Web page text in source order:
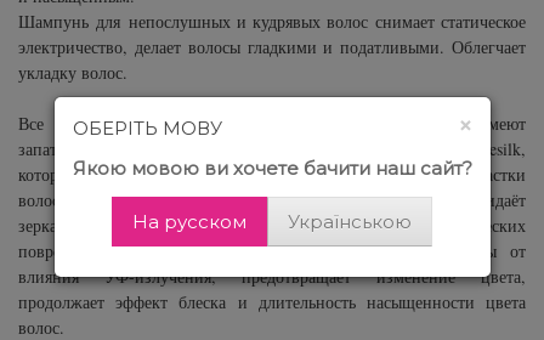
Шампунь для непослушных и кудрявых волос снимает статическое
электричество, делает волосы гладкими и податливыми. Облегчает
укладку волос.
Все средства серииDUCASTEL Subtil Color Lab
имеют
запатентованную формулу Anti Fading Color System. Это Protesilk,
который действует непосредственно на повреждённые участки
волос и восстанавливает гидробаланс. Полимер - придаёт
зеркальный блеск и увлажнение, защищает волосы от механических
повреждений. Содержат Уф-защиту - защищает пигменты от
влияния УФ-излучения, предотвращает изменение цвета,
продолжает эффект блеска и длительность насыщенности цвета
волос.
×
ОБЕРІТЬ МОВУ
Якою мовою ви хочете бачити наш сайт?
На русском Українською